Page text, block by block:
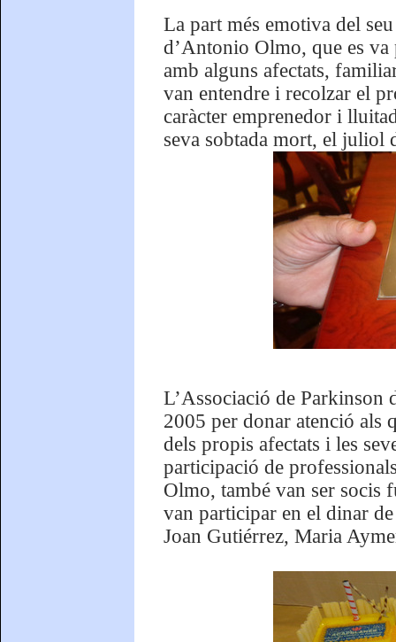
La part més emotiva del
d’Antonio Olmo, que es va
amb alguns afectats,
van entendre i recolzar el
caràcter emprenedor i
seva sobtada mort, el juliol
L’Associació de Parkinson
2005 per donar atenció als
dels propis afectats i les
participació de
Olmo, també van ser socis
van participar en el dinar
Joan Gutiérrez, Maria